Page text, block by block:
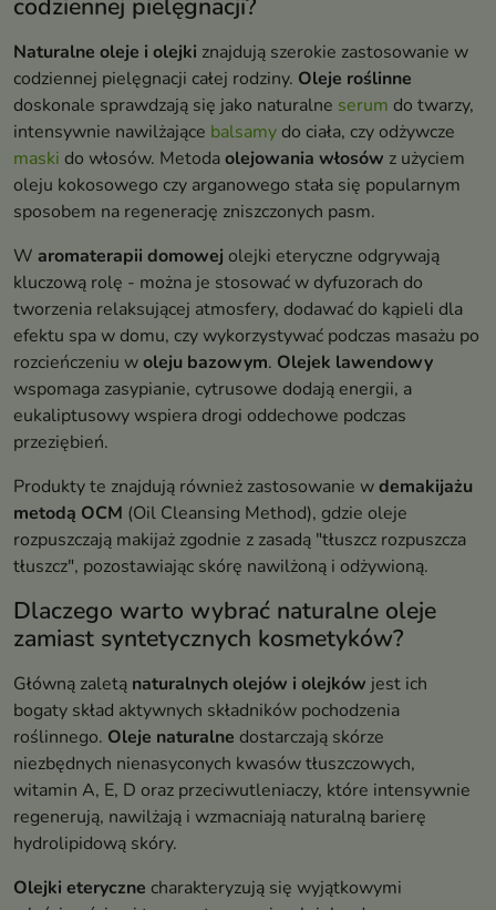
codziennej pielęgnacji?
Naturalne oleje i olejki znajdują szerokie zastosowanie w
codziennej pielęgnacji całej rodziny. Oleje roślinne
doskonale sprawdzają się jako naturalne serum do twarzy,
intensywnie nawilżające balsamydo ciała, czy odżywcze
maski do włosów. Metodaolejowania włosów z użyciem
oleju kokosowego czy arganowego stała się popularnym
sposobem na regenerację zniszczonych pasm.
W aromaterapii domowejolejki eteryczne odgrywają
kluczową rolę - można je stosować w dyfuzorach do
tworzenia relaksującej atmosfery, dodawać do kąpieli dla
efektu spa w domu, czy wykorzystywać podczas masażu po
rozcieńczeniu woleju bazowym. Olejek lawendowy
wspomaga zasypianie, cytrusowe dodają energii, a
eukaliptusowy wspiera drogi oddechowe podczas
przeziębień.
Produkty te znajdują również zastosowanie wdemakijażu
metodą OCM (Oil Cleansing Method), gdzie oleje
rozpuszczają makijaż zgodnie z zasadą "tłuszcz rozpuszcza
tłuszcz", pozostawiając skórę nawilżoną i odżywioną.
Dlaczego warto wybrać naturalne oleje
zamiast syntetycznych kosmetyków?
Główną zaletą naturalnych olejów i olejków jest ich
bogaty skład aktywnych składników pochodzenia
roślinnego. Oleje naturalne dostarczają skórze
niezbędnych nienasyconych kwasów tłuszczowych,
witamin A, E, D oraz przeciwutleniaczy, które intensywnie
regenerują, nawilżają i wzmacniają naturalną barierę
hydrolipidową skóry.
Olejki eteryczne charakteryzują się wyjątkowymi